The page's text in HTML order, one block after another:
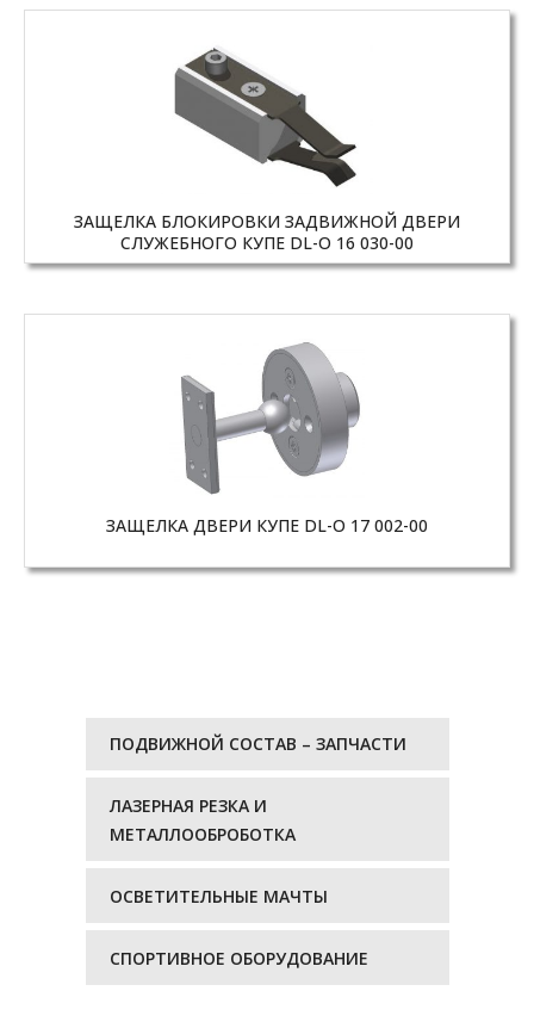
ЗАЩЕЛКА БЛОКИРОВКИ ЗАДВИЖНОЙ ДВЕРИ
СЛУЖЕБНОГО КУПЕ DL-O 16 030-00
ЗАЩЕЛКА ДВЕРИ КУПЕ DL-O 17 002-00
ПОДВИЖНОЙ СОСТАВ – ЗАПЧАСТИ
ЛАЗЕРНАЯ РЕЗКА И
МЕТАЛЛООБРОБОТКА
ОСВЕТИТЕЛЬНЫЕ МАЧТЫ
СПОРТИВНОЕ ОБОРУДОВАНИЕ